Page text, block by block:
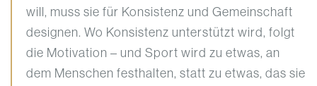
will, muss sie für Konsistenz und Gemeinschaft
designen. Wo Konsistenz unterstützt wird, folgt
die Motivation – und Sport wird zu etwas, an
dem Menschen festhalten, statt zu etwas, das sie